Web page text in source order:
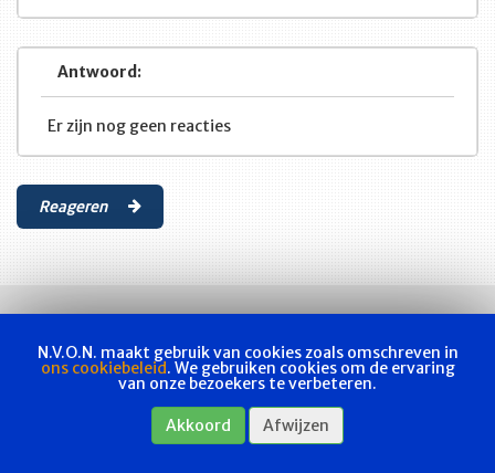
Antwoord:
Er zijn nog geen reacties
Reageren
Actueel Les & examen Bladen
Privacyverklaring
N.V.O.N. maakt gebruik van cookies zoals omschreven in
ons cookiebeleid. We gebruiken cookies om de ervaring
van onze bezoekers te verbeteren.
Akkoord Afwijzen